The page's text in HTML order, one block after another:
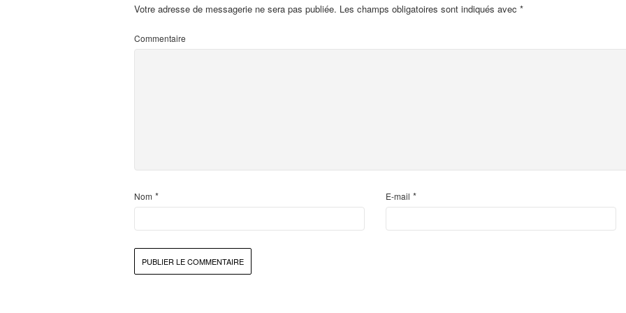
Votre adresse de messagerie ne sera pas publiée. Les champs obligatoires sont indiqués avec *
Commentaire
Nom * E-mail *